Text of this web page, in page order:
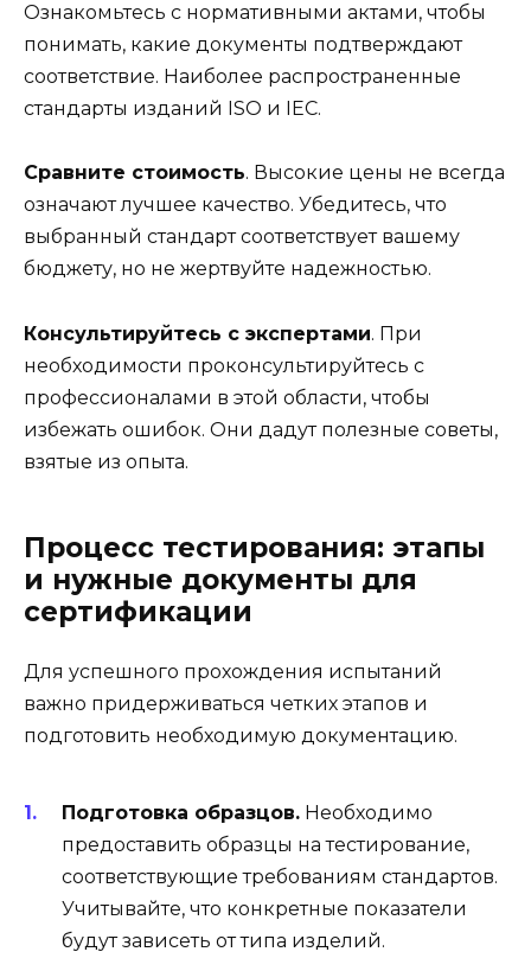
Ознакомьтесь с нормативными актами, чтобы
понимать, какие документы подтверждают
соответствие. Наиболее распространенные
стандарты изданий ISO и IEC.
Сравните стоимость. Высокие цены не всегда
означают лучшее качество. Убедитесь, что
выбранный стандарт соответствует вашему
бюджету, но не жертвуйте надежностью.
Консультируйтесь с экспертами. При
необходимости проконсультируйтесь с
профессионалами в этой области, чтобы
избежать ошибок. Они дадут полезные советы,
взятые из опыта.
Процесс тестирования: этапы
и нужные документы для
сертификации
Для успешного прохождения испытаний
важно придерживаться четких этапов и
подготовить необходимую документацию.
Подготовка образцов. Необходимо
предоставить образцы на тестирование,
соответствующие требованиям стандартов.
Учитывайте, что конкретные показатели
будут зависеть от типа изделий.